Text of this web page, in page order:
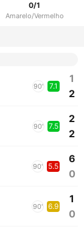
0/1
Amarelo/Vermelho
90' 7.1
1
2
90' 7.5
2
2
90' 5.5
6
0
90' 6.9
1
0